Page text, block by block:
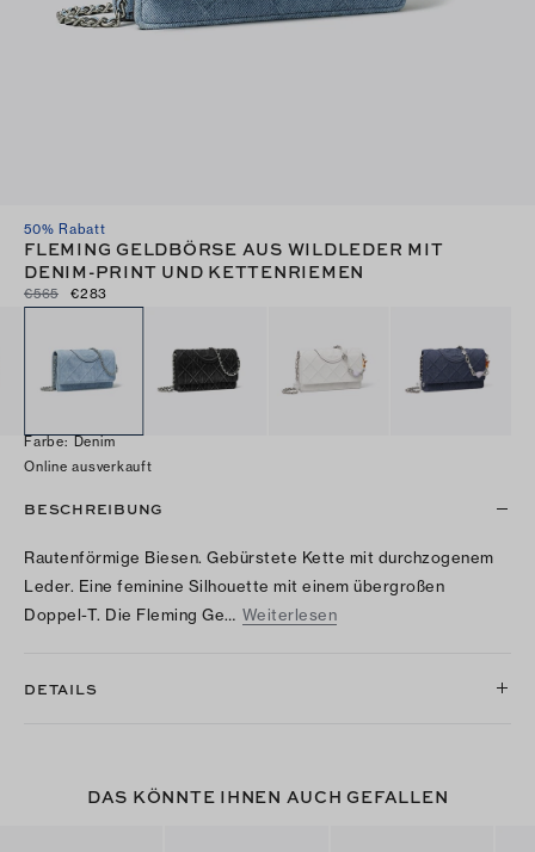
50% Rabatt
FLEMING GELDBÖRSE AUS WILDLEDER MIT
DENIM-PRINT UND KETTENRIEMEN
€565 €283
Farbe: Denim
Online ausverkauft
BESCHREIBUNG
Rautenförmige Biesen. Gebürstete Kette mit durchzogenem
Leder. Eine feminine Silhouette mit einem übergroßen
Doppel-T. Die Fleming Ge… Weiterlesen
DETAILS
DAS KÖNNTE IHNEN AUCH GEFALLEN